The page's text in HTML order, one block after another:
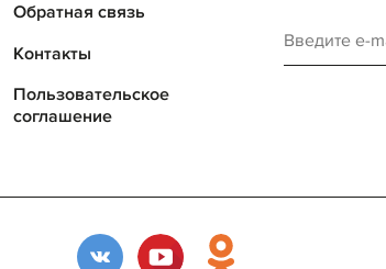
Обратная связь
Контакты
Пользовательское
соглашение